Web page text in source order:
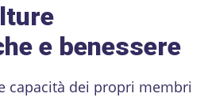
e benessere
capacità dei propri membri